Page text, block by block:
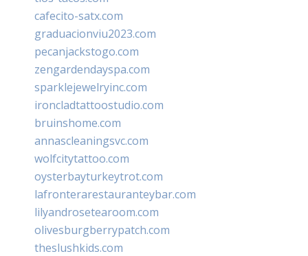
cafecito-satx.com
graduacionviu2023.com
pecanjackstogo.com
zengardendayspa.com
sparklejewelryinc.com
ironcladtattoostudio.com
bruinshome.com
annascleaningsvc.com
wolfcitytattoo.com
oysterbayturkeytrot.com
lafronterarestauranteybar.com
lilyandrosetearoom.com
olivesburgberrypatch.com
theslushkids.com